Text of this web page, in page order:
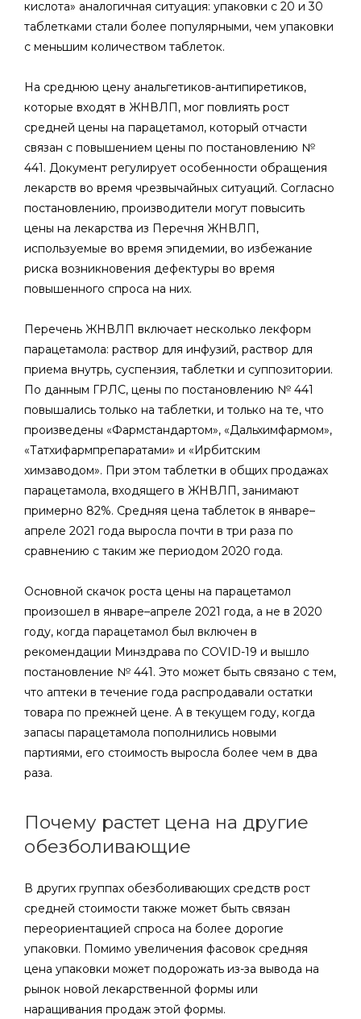
кислота» аналогичная ситуация: упаковки с 20 и 30
таблетками стали более популярными, чем упаковки
с меньшим количеством таблеток.
На среднюю цену анальгетиков-антипиретиков,
которые входят в ЖНВЛП, мог повлиять рост
средней цены на парацетамол, который отчасти
связан с повышением цены по постановлению №
441. Документ регулирует особенности обращения
лекарств во время чрезвычайных ситуаций. Согласно
постановлению, производители могут повысить
цены на лекарства из Перечня ЖНВЛП,
используемые во время эпидемии, во избежание
риска возникновения дефектуры во время
повышенного спроса на них.
Перечень ЖНВЛП включает несколько лекформ
парацетамола: раствор для инфузий, раствор для
приема внутрь, суспензия, таблетки и суппозитории.
По данным ГРЛС, цены по постановлению № 441
повышались только на таблетки, и только на те, что
произведены «Фармстандартом», «Дальхимфармом»,
«Татхифармпрепаратами» и «Ирбитским
химзаводом». При этом таблетки в общих продажах
парацетамола, входящего в ЖНВЛП, занимают
примерно 82%. Средняя цена таблеток в январе–
апреле 2021 года выросла почти в три раза по
сравнению с таким же периодом 2020 года.
Основной скачок роста цены на парацетамол
произошел в январе–апреле 2021 года, а не в 2020
году, когда парацетамол был включен в
рекомендации Минздрава по COVID-19 и вышло
постановление № 441. Это может быть связано с тем,
что аптеки в течение года распродавали остатки
товара по прежней цене. А в текущем году, когда
запасы парацетамола пополнились новыми
партиями, его стоимость выросла более чем в два
раза.
Почему растет цена на другие
обезболивающие
В других группах обезболивающих средств рост
средней стоимости также может быть связан
переориентацией спроса на более дорогие
упаковки. Помимо увеличения фасовок средняя
цена упаковки может подорожать из-за вывода на
рынок новой лекарственной формы или
наращивания продаж этой формы.